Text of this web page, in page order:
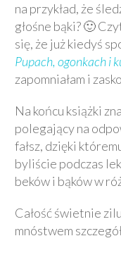
na przykład, że
głośne bąki? 🙂
się, że już kiedyś
Pupach, ogonkach i
zapomniałam i
Na końcu książki
polegający na
fałsz, dzięki
byliście podczas
beków i bąków w
Całość świetnie
mnóstwem